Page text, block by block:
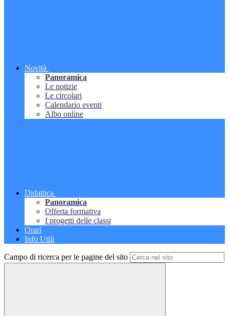
Novità
Panoramica
Le notizie
Le circolari
Calendario eventi
Albo online
Didattica
Panoramica
Offerta formativa
I progetti delle classi
Orari
Info Utili
Campo di ricerca per le pagine del sito